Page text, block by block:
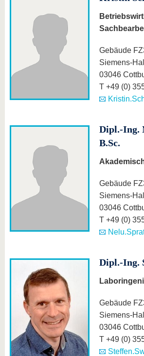
Gebäude
Siemens-
03046
T +49 (0)
Dipl.-Ing.
B.Sc.
Gebäude
Siemens-
03046
T +49 (0)
Dipl.-Ing.
Gebäude
Siemens-
03046
T +49 (0)